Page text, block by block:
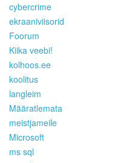
cybercrime
ekraaniviisorid
Foorum
Kiika veebi!
kolhoos.ee
koolitus
langleim
Määratlemata
meistjameile
Microsoft
ms sql